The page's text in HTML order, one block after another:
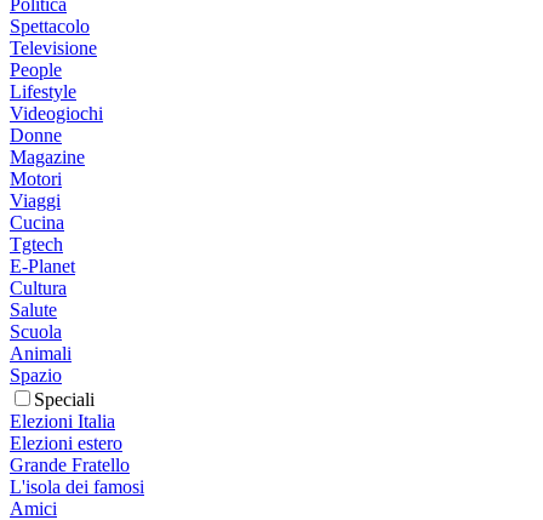
Spettacolo
Televisione
People
Lifestyle
Videogiochi
Donne
Magazine
Motori
Viaggi
Cucina
Tgtech
E-Planet
Cultura
Salute
Scuola
Animali
Spazio
Speciali
Elezioni Italia
Elezioni estero
Grande Fratello
L'isola dei famosi
Amici